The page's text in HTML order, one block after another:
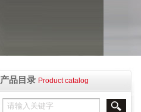
产品目录 Product catalog